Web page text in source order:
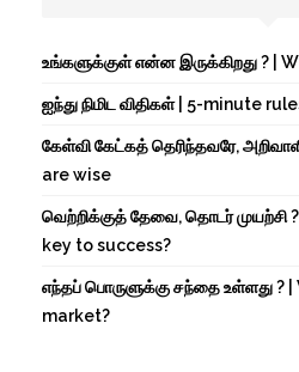
உங்களுக்குள் என்ன இருக்கிறது ? |
ஐந்து நிமிட விதிகள் | 5-minute
கேள்வி கேட்கத் தெரிந்தவரே,
are wise
வெற்றிக்குத் தேவை, தொடர் முயற்சி
key to success?
எந்தப் பொருளுக்கு சந்தை உள்ளது ?
market?